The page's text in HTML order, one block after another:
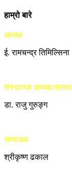
हाम्रो बारे
अध्यक्ष
ई. रामचन्द्र तिमिल्सिना
संस्थापक अध्यक्ष/
डा. राजु गुरुङ्ग
सम्पादक
श्रीकृष्ण ढकाल